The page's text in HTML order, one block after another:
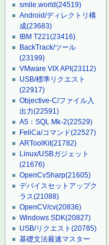
smile.world(24519)
Android/ディレクトリ構
成(23683)
IBM T221(23416)
BackTrack/ツール
(23199)
VMware VIX API(23112)
USB/標準リクエスト
(22917)
Objective-C/ファイル入
出力(22591)
A5：SQL Mk-2(22529)
FeliCa/コマンド(22527)
ARToolKit(21782)
Linux/USBガジェット
(21676)
OpenCvSharp(21605)
デバイスセットアップク
ラス(21088)
OpenCV/cv(20836)
Windows SDK(20827)
USB/リクエスト(20785)
基礎文法最速マスター